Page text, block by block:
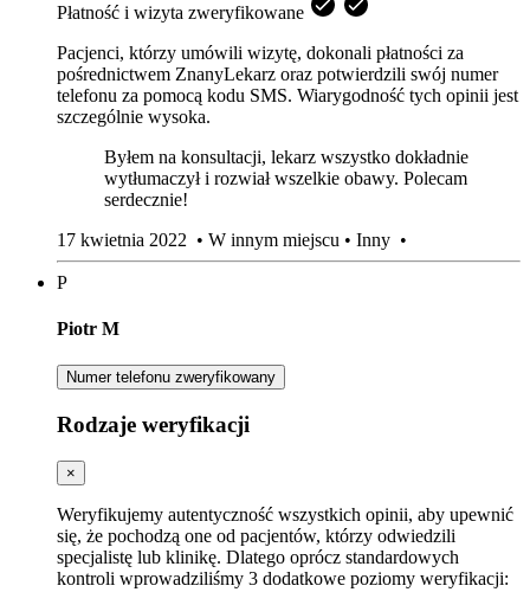
Płatność i wizyta zweryfikowane
Pacjenci, którzy umówili wizytę, dokonali płatności za
pośrednictwem ZnanyLekarz oraz potwierdzili swój numer
telefonu za pomocą kodu SMS. Wiarygodność tych opinii jest
szczególnie wysoka.
Byłem na konsultacji, lekarz wszystko dokładnie
wytłumaczył i rozwiał wszelkie obawy. Polecam
serdecznie!
17 kwietnia 2022 • W innym miejscu • Inny •
P
Piotr M
Numer telefonu zweryfikowany
Rodzaje weryfikacji
×
Weryfikujemy autentyczność wszystkich opinii, aby upewnić
się, że pochodzą one od pacjentów, którzy odwiedzili
specjalistę lub klinikę. Dlatego oprócz standardowych
kontroli wprowadziliśmy 3 dodatkowe poziomy weryfikacji: